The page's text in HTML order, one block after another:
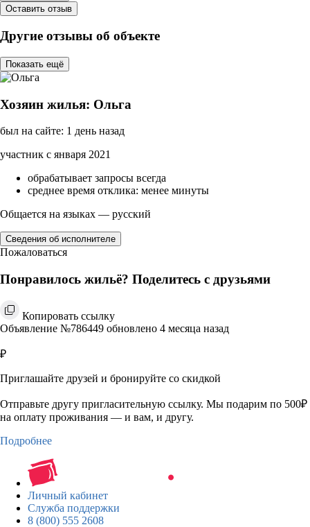
Оставить отзыв
Другие отзывы об объекте
Показать ещё
Хозяин жилья: Ольга
был на сайте: 1 день назад
участник с января 2021
обрабатывает запросы всегда
среднее время отклика: менее минуты
Общается на языках — русский
Сведения об исполнителе
Пожаловаться
Понравилось жильё? Поделитесь с друзьями
Копировать ссылку
Объявление №786449 обновлено 4 месяца назад
₽
Приглашайте друзей и бронируйте со скидкой
Отправьте другу пригласительную ссылку. Мы подарим по 500₽
на оплату проживания — и вам, и другу.
Подробнее
Личный кабинет
Служба поддержки
8 (800) 555 2608